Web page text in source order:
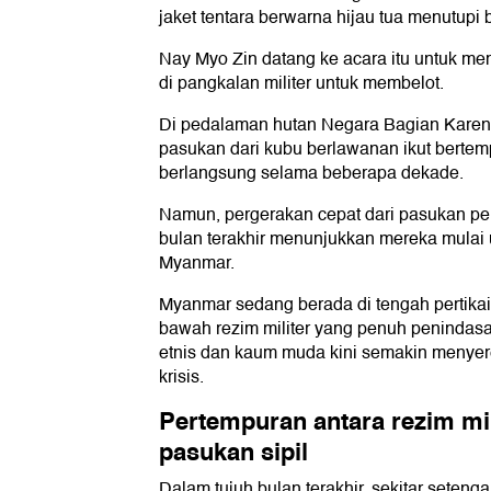
jaket tentara berwarna hijau tua menutupi
Nay Myo Zin datang ke acara itu untuk
di pangkalan militer untuk membelot.
Di pedalaman hutan Negara Bagian
pasukan dari kubu berlawanan ikut
berlangsung selama beberapa dekade.
Namun, pergerakan cepat dari pasukan
bulan terakhir menunjukkan mereka
Myanmar.
Myanmar sedang berada di tengah
bawah rezim militer yang penuh
etnis dan kaum muda kini semakin
krisis.
Pertempuran antara rezim
pasukan sipil